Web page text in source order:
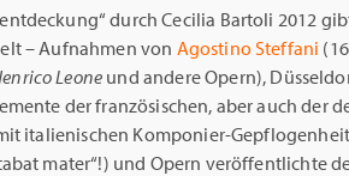
durch Cecilia Bartoli 2012
– Aufnahmen von Agostino Steffani
Leone und andere Opern),
der französischen, aber auch der
italienischen Komponier-
mater“!) und Opern veröffentlichte